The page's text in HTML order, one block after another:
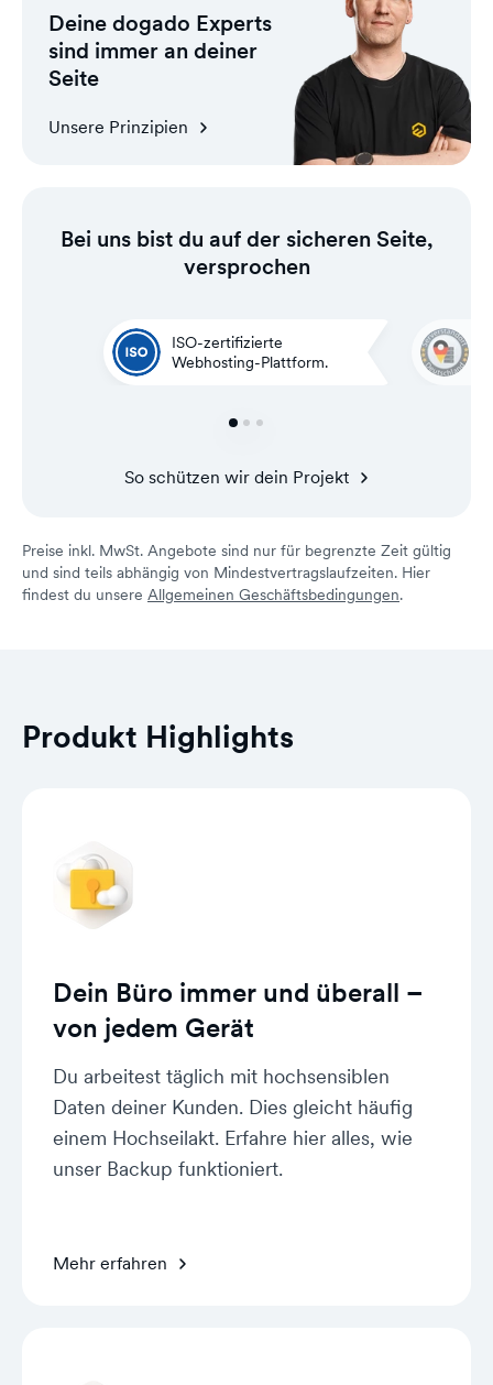
Deine dogado Experts
sind immer an deiner
Seite
Unsere Prinzipien
Bei uns bist du auf der sicheren Seite,
versprochen
ISO-zertifizierte
Webhosting-Plattform.
So schützen wir dein Projekt
Preise inkl. MwSt. Angebote sind nur für begrenzte Zeit gültig
und sind teils abhängig von Mindestvertragslaufzeiten. Hier
findest du unsere Allgemeinen Geschäftsbedingungen.
Produkt Highlights
Dein Büro immer und überall –
von jedem Gerät
Du arbeitest täglich mit hochsensiblen
Daten deiner Kunden. Dies gleicht häufig
einem Hochseilakt. Erfahre hier alles, wie
unser Backup funktioniert.
Mehr erfahren